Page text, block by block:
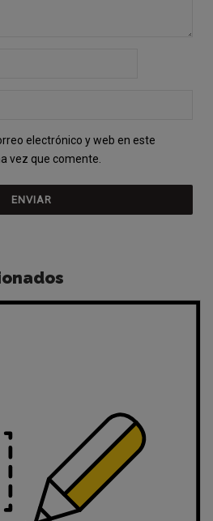
electrónico y web en este
vez que comente.